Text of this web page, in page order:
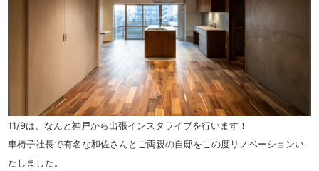
11/9は、なんと神戸から出張インスタライブを行います！
車椅子社長で有名な和佐さんとご両親の自邸をこの度リノベーションい
たしました。